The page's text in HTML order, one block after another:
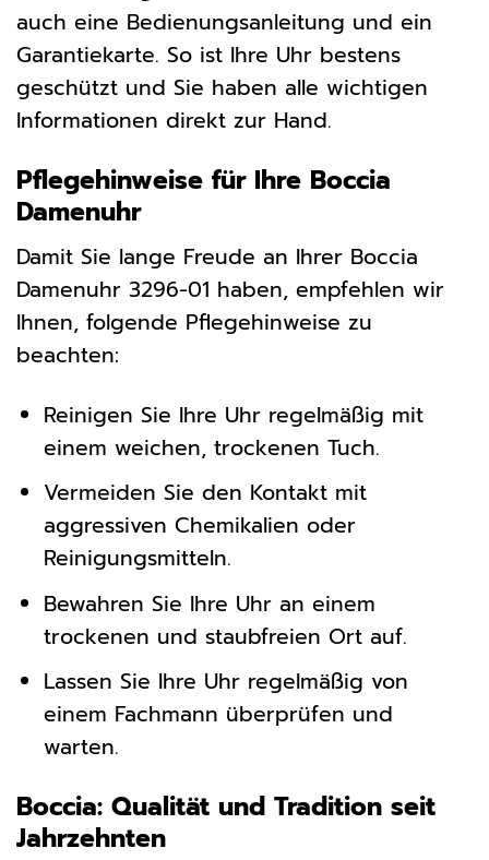
auch eine Bedienungsanleitung und ein
Garantiekarte. So ist Ihre Uhr bestens
geschützt und Sie haben alle wichtigen
Informationen direkt zur Hand.
Pflegehinweise für Ihre Boccia
Damenuhr
Damit Sie lange Freude an Ihrer Boccia
Damenuhr 3296-01 haben, empfehlen wir
Ihnen, folgende Pflegehinweise zu
beachten:
Reinigen Sie Ihre Uhr regelmäßig mit
einem weichen, trockenen Tuch.
Vermeiden Sie den Kontakt mit
aggressiven Chemikalien oder
Reinigungsmitteln.
Bewahren Sie Ihre Uhr an einem
trockenen und staubfreien Ort auf.
Lassen Sie Ihre Uhr regelmäßig von
einem Fachmann überprüfen und
warten.
Boccia: Qualität und Tradition seit
Jahrzehnten